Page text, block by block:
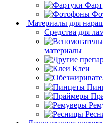
Материалы для
Средства для
материалы
Клеи